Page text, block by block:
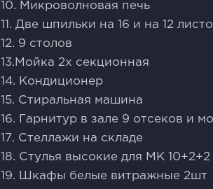
10. Микроволновая печь
11. Две шпильки на 16 и на 12
12. 9 столов
13.Мойка 2х секционная
14. Кондиционер
15. Стиральная машина
16. Гарнитур в зале 9 отсеков и
17. Стеллажи на складе
18. Стулья высокие для МК 10+2+2
19. Шкафы белые витражные 2шт